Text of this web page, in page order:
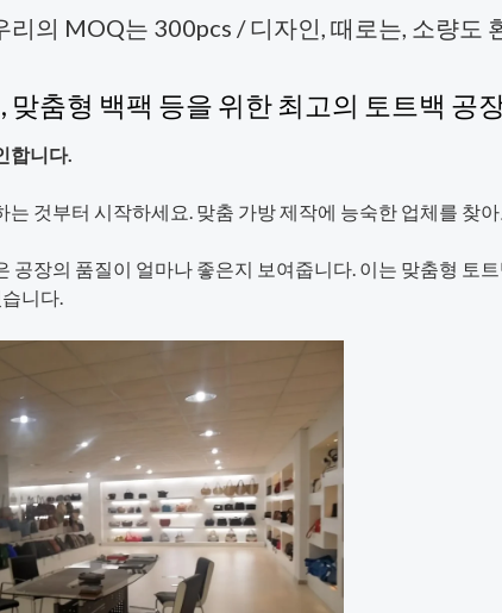
리의 MOQ는 300pcs / 디자인, 때로는, 소량도
맞춤형 백팩 등을 위한 최고의 토트백 공
합니다.
는 것부터 시작하세요. 맞춤 가방 제작에 능숙한 업체를 찾
공장의 품질이 얼마나 좋은지 보여줍니다. 이는 맞춤형 토
니다.